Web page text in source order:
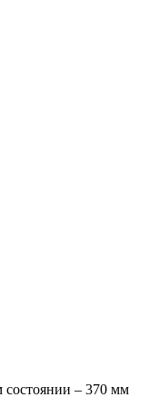
состоянии – 370 мм